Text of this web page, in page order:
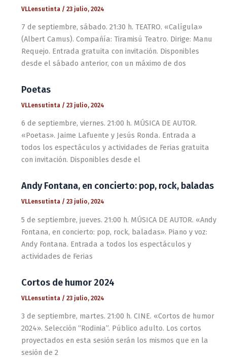
VLLensutinta / 23 julio, 2024
7 de septiembre, sábado. 21:30 h. TEATRO. «Calígula»
(Albert Camus). Compañía: Tiramisú Teatro. Dirige: Manu
Requejo. Entrada gratuita con invitación. Disponibles
desde el sábado anterior, con un máximo de dos
Poetas
VLLensutinta / 23 julio, 2024
6 de septiembre, viernes. 21:00 h. MÚSICA DE AUTOR.
«Poetas». Jaime Lafuente y Jesús Ronda. Entrada a
todos los espectáculos y actividades de Ferias gratuita
con invitación. Disponibles desde el
Andy Fontana, en concierto: pop, rock, baladas
VLLensutinta / 23 julio, 2024
5 de septiembre, jueves. 21:00 h. MÚSICA DE AUTOR. «Andy
Fontana, en concierto: pop, rock, baladas». Piano y voz:
Andy Fontana. Entrada a todos los espectáculos y
actividades de Ferias
Cortos de humor 2024
VLLensutinta / 23 julio, 2024
3 de septiembre, martes. 21:00 h. CINE. «Cortos de humor
2024». Selección “Rodinia”. Público adulto. Los cortos
proyectados en esta sesión serán los mismos que en la
sesión de 2